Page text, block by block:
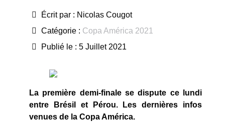
Écrit par : Nicolas Cougot
Catégorie : Copa América 2021
Publié le : 5 Juillet 2021
La première demi-finale se dispute ce lundi
entre Brésil et Pérou. Les dernières infos
venues de la Copa América.